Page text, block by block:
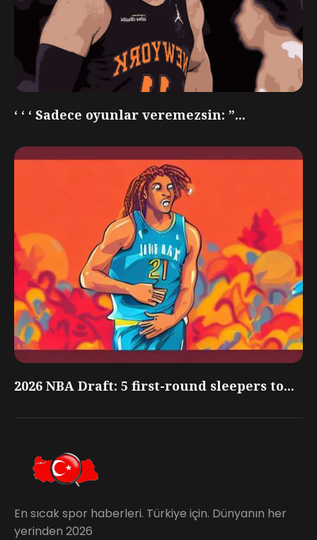
‘ ‘ ‘ Sadece oyunlar veremezsin: ”...
2026 NBA Draft: 5 first-round sleepers to...
En sıcak spor haberleri. Türkiye için. Dünyanın her
yerinden 2026